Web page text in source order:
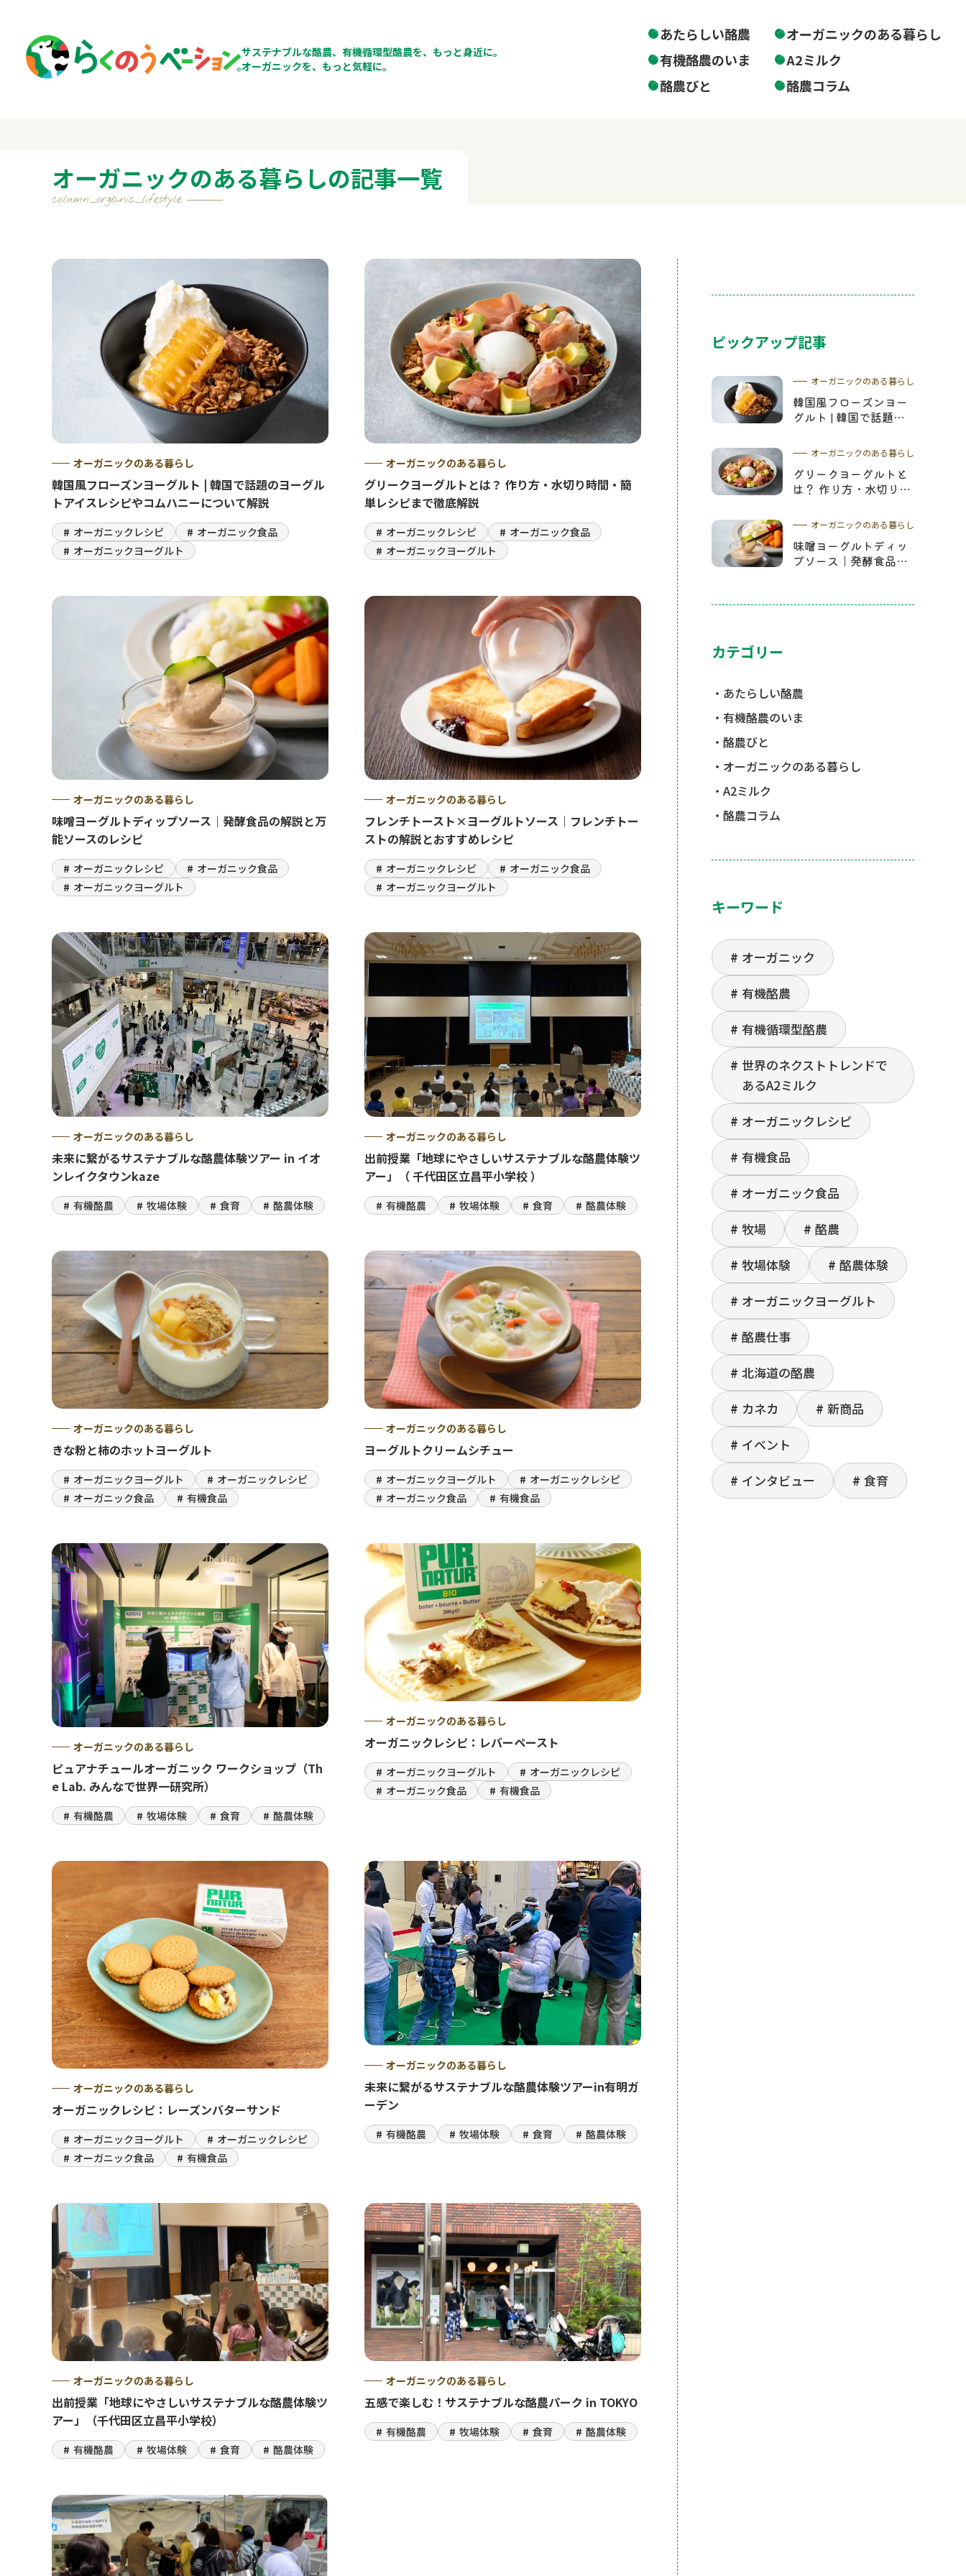
サステナブルな酪農、有機循環型酪農を、もっと身近に。
オーガニックを、もっと気軽に。
あたらしい酪農
有機酪農のいま
酪農びと
オーガニックのある暮らし
A2ミルク
酪農コラム
オーガニックのある暮らしの記事一覧
column_organic_lifestyle
オーガニックのある暮らし
韓国風フローズンヨーグルト | 韓国で話題のヨーグル
トアイスレシピやコムハニーについて解説
オーガニックレシピ
オーガニック食品
オーガニックヨーグルト
オーガニックのある暮らし
グリークヨーグルトとは？ 作り方・水切り時間・簡
単レシピまで徹底解説
オーガニックレシピ
オーガニック食品
オーガニックヨーグルト
オーガニックのある暮らし
味噌ヨーグルトディップソース｜発酵食品の解説と万
能ソースのレシピ
オーガニックレシピ
オーガニック食品
オーガニックヨーグルト
オーガニックのある暮らし
フレンチトースト×ヨーグルトソース｜フレンチトー
ストの解説とおすすめレシピ
オーガニックレシピ
オーガニック食品
オーガニックヨーグルト
オーガニックのある暮らし
未来に繋がるサステナブルな酪農体験ツアー in イオ
ンレイクタウンkaze
有機酪農 牧場体験 食育 酪農体験
オーガニックのある暮らし
出前授業「地球にやさしいサステナブルな酪農体験ツ
アー」（ 千代田区立昌平小学校 ）
有機酪農 牧場体験 食育 酪農体験
オーガニックのある暮らし
きな粉と柿のホットヨーグルト
オーガニックヨーグルト
オーガニックレシピ
オーガニック食品
有機食品
オーガニックのある暮らし
ヨーグルトクリームシチュー
オーガニックヨーグルト
オーガニックレシピ
オーガニック食品
有機食品
オーガニックのある暮らし
ピュアナチュールオーガニック ワークショップ（Th
e Lab. みんなで世界一研究所）
有機酪農 牧場体験 食育 酪農体験
オーガニックのある暮らし
オーガニックレシピ：レバーペースト
オーガニックヨーグルト
オーガニックレシピ
オーガニック食品
有機食品
オーガニックのある暮らし
オーガニックレシピ：レーズンバターサンド
オーガニックヨーグルト
オーガニックレシピ
オーガニック食品
有機食品
オーガニックのある暮らし
未来に繋がるサステナブルな酪農体験ツアーin有明ガ
ーデン
有機酪農 牧場体験 食育 酪農体験
オーガニックのある暮らし
出前授業「地球にやさしいサステナブルな酪農体験ツ
アー」（千代田区立昌平小学校）
有機酪農 牧場体験 食育 酪農体験
オーガニックのある暮らし
五感で楽しむ！サステナブルな酪農パーク in TOKYO
有機酪農 牧場体験 食育 酪農体験
ピックアップ記事
オーガニックのある暮らし
韓国風フローズンヨー
グルト | 韓国で話題の
ピやコムハニーについ
て解説
オーガニックのある暮らし
グリークヨーグルトと
は？ 作り方・水切り時
底解説オーガニックのある暮らし
味噌ヨーグルトディッ
プソース｜発酵食品の
カテゴリー
あたらしい酪農
有機酪農のいま
酪農びと
オーガニックのある暮らし
A2ミルク
酪農コラム
キーワード
オーガニック
有機酪農
有機循環型酪農
世界のネクストトレンドで
あるA2ミルク
オーガニックレシピ
有機食品
オーガニック食品
牧場
酪農
牧場体験
酪農体験
オーガニックヨーグルト
酪農仕事
北海道の酪農
カネカ
新商品
イベント
インタビュー
食育